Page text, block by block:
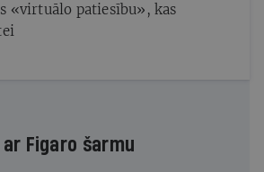
«virtuālo patiesību», kas
Figaro šarmu